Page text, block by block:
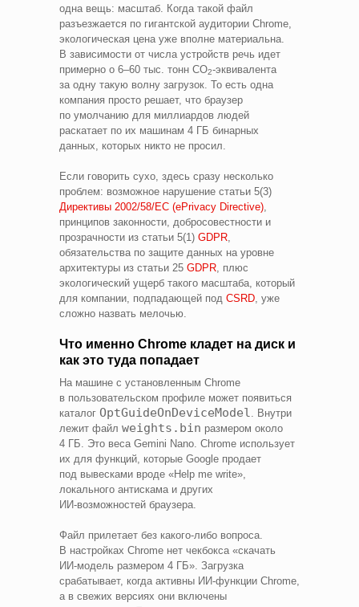
одна вещь: масштаб. Когда такой файл
разъезжается по гигантской аудитории Chrome,
экологическая цена уже вполне материальна.
В зависимости от числа устройств речь идет
примерно о 6–60 тыс. тонн CO2‑эквивалента
за одну такую волну загрузок. То есть одна
компания просто решает, что браузер
по умолчанию для миллиардов людей
раскатает по их машинам 4 ГБ бинарных
данных, которых никто не просил.
Если говорить сухо, здесь сразу несколько
проблем: возможное нарушение статьи 5(3)
Директивы 2002/58/EC (ePrivacy Directive)
принципов законности, добросовестности и
прозрачности из статьи 5(1) GDPR
обязательства по защите данных на уровне
архитектуры из статьи 25 GDPR , плюс
экологический ущерб такого масштаба, который
для компании, подпадающей под CSRD , уже
сложно назвать мелочью.
Что именно Chrome кладет на диск и
как это туда попадает
На машине с установленным Chrome
в пользовательском профиле может появиться
каталог OptGuideOnDeviceModel . Внутри
лежит файл weights.bin размером около
4 ГБ. Это веса Gemini Nano. Chrome использует
их для функций, которые Google продает
под вывесками вроде «Help me write»,
локального антискама и других
ИИ‑возможностей браузера.
Файл прилетает без какого‑либо вопроса.
В настройках Chrome нет чекбокса «скачать
ИИ‑модель размером 4 ГБ». Загрузка
срабатывает, когда активны ИИ‑функции Chrome,
а в свежих версиях они включены